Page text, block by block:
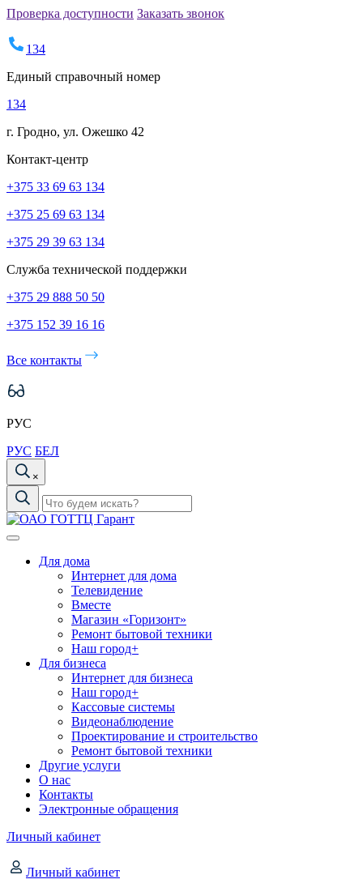
Проверка доступности Заказать звонок
134
Единый справочный номер
134
г. Гродно, ул. Ожешко 42
Контакт-центр
+375 33 69 63 134
+375 25 69 63 134
+375 29 39 63 134
Служба технической поддержки
+375 29 888 50 50
+375 152 39 16 16
Все контакты
РУС
РУС БЕЛ
×
Для дома
Интернет для дома
Телевидение
Вместе
Магазин «Горизонт»
Ремонт бытовой техники
Наш город+
Для бизнеса
Интернет для бизнеса
Наш город+
Кассовые системы
Видеонаблюдение
Проектирование и строительство
Ремонт бытовой техники
Другие услуги
О нас
Контакты
Электронные обращения
Личный кабинет
Личный кабинет